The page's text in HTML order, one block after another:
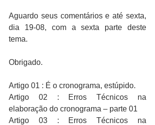
Aguardo seus comentários e até sexta,
dia 19-08, com a sexta parte deste
tema.
Obrigado.
Artigo 01 : É o cronograma, estúpido.
Artigo 02 : Erros Técnicos na
elaboração do cronograma – parte 01
Artigo 03 : Erros Técnicos na